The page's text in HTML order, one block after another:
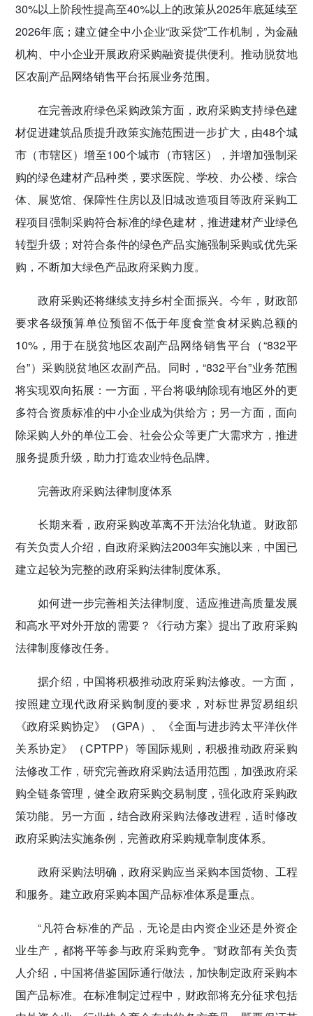
30%以上阶段性提高至40%以上的政策从2025年底延续至
2026年底；建立健全中小企业“政采贷”工作机制，为金融
机构、中小企业开展政府采购融资提供便利。推动脱贫地
区农副产品网络销售平台拓展业务范围。
在完善政府绿色采购政策方面，政府采购支持绿色建
材促进建筑品质提升政策实施范围进一步扩大，由48个城
市（市辖区）增至100个城市（市辖区），并增加强制采
购的绿色建材产品种类，要求医院、学校、办公楼、综合
体、展览馆、保障性住房以及旧城改造项目等政府采购工
程项目强制采购符合标准的绿色建材，推进建材产业绿色
转型升级；对符合条件的绿色产品实施强制采购或优先采
购，不断加大绿色产品政府采购力度。
政府采购还将继续支持乡村全面振兴。今年，财政部
要求各级预算单位预留不低于年度食堂食材采购总额的
10%，用于在脱贫地区农副产品网络销售平台（“832平
台”）采购脱贫地区农副产品。同时，“832平台”业务范围
将实现双向拓展：一方面，平台将吸纳除现有地区外的更
多符合资质标准的中小企业成为供给方；另一方面，面向
除采购人外的单位工会、社会公众等更广大需求方，推进
服务提质升级，助力打造农业特色品牌。
完善政府采购法律制度体系
长期来看，政府采购改革离不开法治化轨道。财政部
有关负责人介绍，自政府采购法2003年实施以来，中国已
建立起较为完整的政府采购法律制度体系。
如何进一步完善相关法律制度、适应推进高质量发展
和高水平对外开放的需要？《行动方案》提出了政府采购
法律制度修改任务。
据介绍，中国将积极推动政府采购法修改。一方面，
按照建立现代政府采购制度的要求，对标世界贸易组织
《政府采购协定》（GPA）、《全面与进步跨太平洋伙伴
关系协定》（CPTPP）等国际规则，积极推动政府采购
法修改工作，研究完善政府采购法适用范围，加强政府采
购全链条管理，健全政府采购交易制度，强化政府采购政
策功能。另一方面，结合政府采购法修改进程，适时修改
政府采购法实施条例，完善政府采购规章制度体系。
政府采购法明确，政府采购应当采购本国货物、工程
和服务。建立政府采购本国产品标准体系是重点。
“凡符合标准的产品，无论是由内资企业还是外资企
业生产，都将平等参与政府采购竞争。”财政部有关负责
人介绍，中国将借鉴国际通行做法，加快制定政府采购本
国产品标准。在标准制定过程中，财政部将充分征求包括